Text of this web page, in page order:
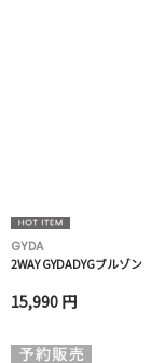
GYDA
2WAY GYDADYGブルゾン
15,990 円